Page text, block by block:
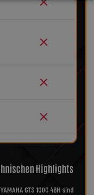
Highlights
GTS 1000 4BH sind